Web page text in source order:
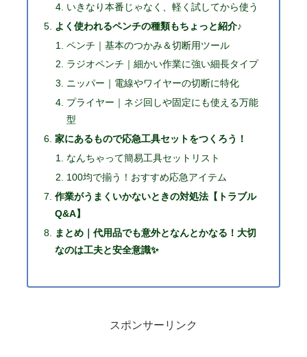
いきなり本番じゃなく、軽く試してから使う
よく使われるペンチの種類もちょっと紹介♪
ペンチ｜基本のつかみ＆切断用ツール
ラジオペンチ｜細かい作業に強い細長タイプ
ニッパー｜電線やワイヤーの切断に特化
プライヤー｜ネジ回しや固定にも使える万能
型
家にあるもので応急工具セットをつくろう！
なんちゃって簡易工具セットリスト
100均で揃う！おすすめ応急アイテム
作業がうまくいかないときの対処法【トラブル
Q&A】
まとめ｜代用品でも意外となんとかなる！大切
なのは工夫と安全意識✨
スポンサーリンク